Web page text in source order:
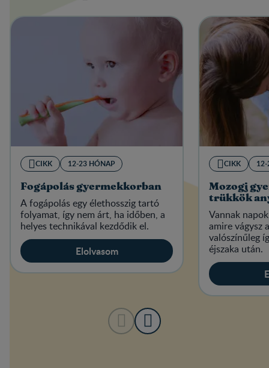
CIKK 12-23 HÓNAP
Fogápolás gyermekkorban
A fogápolás egy élethosszig tartó
folyamat, így nem árt, ha időben, a
helyes technikával kezdődik el.
Elolvasom
CIKK
Mozogj
trükkök
Vannak
amire vágysz
valószínűleg
éjszaka után.